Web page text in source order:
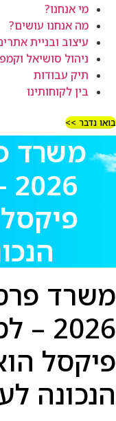
מי אנחנו?
מה אנחנו עושים?
עיצוב ובניית
ניהול סושיאל
תיק עבודות
בין לקוחותינו
בואו נדבר >>
משרד
משרד
פיקסל
הנכונה